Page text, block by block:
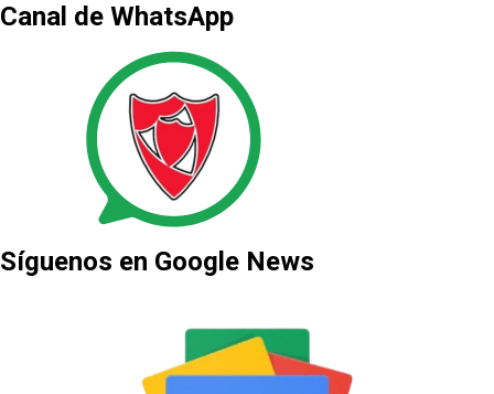
Canal de WhatsApp
Síguenos en Google News